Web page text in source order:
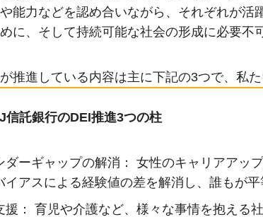
能力などを認め合いながら、それぞれが
に、そして持続可能な社会の形成に必要不
推進している内容は主に下記の3つで、私
信託銀行のDEI推進3つの柱
ダーギャップの解消： 女性のキャリアアッ
イアスによる経験値の差を解消し、誰もが
援： 育児や介護など、様々な事情を抱える